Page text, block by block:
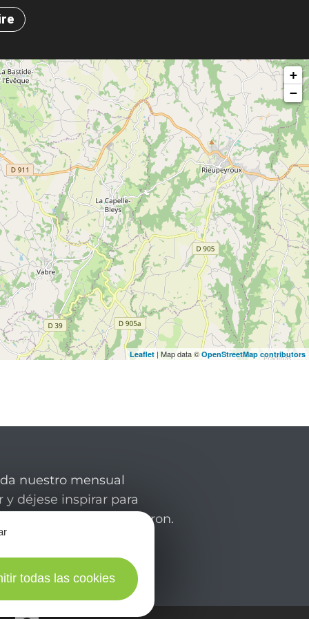
+
−
Leaflet | Map data ©OpenStreetMap contributors
nuestro mensual
y déjese inspirar para
su estancia en el Aveyron.
todas las cookies